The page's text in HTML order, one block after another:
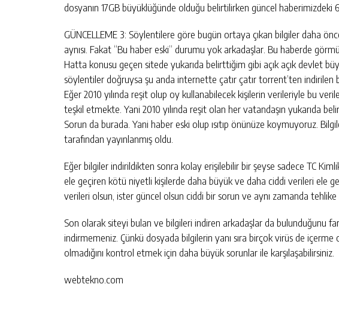
dosyanın 17GB büyüklüğünde olduğu belirtilirken güncel haberimizdeki
GÜNCELLEME 3: Söylentilere göre bugün ortaya çıkan bilgiler daha
aynısı. Fakat “Bu haber eski” durumu yok arkadaşlar. Bu haberde
Hatta konusu geçen sitede yukarıda belirttiğim gibi açık açık devlet
söylentiler doğruysa şu anda internette çatır çatır torrent’ten indirilen
Eğer 2010 yılında reşit olup oy kullanabilecek kişilerin verileriyle bu
teşkil etmekte. Yani 2010 yılında reşit olan her vatandaşın yukarıda
Sorun da burada. Yani haber eski olup ısıtıp önünüze koymuyoruz.
tarafından yayınlanmış oldu.
Eğer bilgiler indirildikten sonra kolay erişilebilir bir şeyse sadece TC
ele geçiren kötü niyetli kişilerde daha büyük ve daha ciddi verileri ele
verileri olsun, ister güncel olsun ciddi bir sorun ve aynı zamanda
Son olarak siteyi bulan ve bilgileri indiren arkadaşlar da bulunduğunu
indirmemeniz. Çünkü dosyada bilgilerin yanı sıra birçok virüs de içerme
olmadığını kontrol etmek için daha büyük sorunlar ile karşılaşabilirsiniz.
webtekno.com